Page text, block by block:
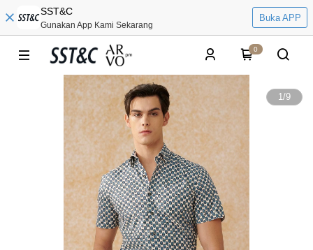
SST&C
Gunakan App Kami Sekarang
Buka APP
0
1/9